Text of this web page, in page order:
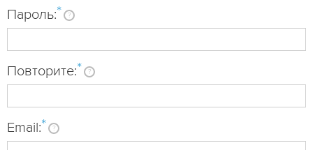
Пароль:* ?
Повторите:* ?
Email:* ?